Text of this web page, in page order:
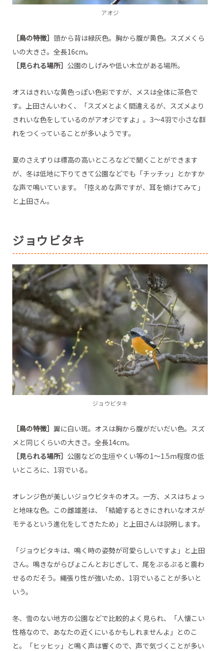
アオジ
［鳥の特徴］ 頭から背は緑灰色。胸から腹が黄色。スズメくら
いの大きさ。全長16cm。
［見られる場所］ 公園のしげみや低い木立がある場所。
オスはきれいな黄色っぽい色彩ですが、メスは全体に茶色で
す。上田さんいわく、「スズメとよく間違えるが、スズメより
きれいな色をしているのがアオジですよ」。3～4羽で小さな群
れをつくっていることが多いようです。
夏のさえずりは標高の高いところなどで聞くことができます
が、冬は低地に下りてきて公園などでも「チッチッ」とかすか
な声で鳴いています。「控えめな声ですが、耳を傾けてみて」
と上田さん。
ジョウビタキ
ジョウビタキ
［鳥の特徴］ 翼に白い斑。オスは胸から腹がだいだい色。スズ
メと同じくらいの大きさ。全長14cm。
［見られる場所］ 公園などの生垣やくい等の1～1.5m程度の低
いところに、1羽でいる。
オレンジ色が美しいジョウビタキのオス。一方、メスはちょっ
と地味な色。この雌雄差は、「結婚するときにきれいなオスが
モテるという進化をしてきたため」と上田さんは説明します。
「ジョウビタキは、鳴く時の姿勢が可愛らしいですよ」と上田
さん。鳴きながらぴょこんとおじぎして、尾をぷるぷると震わ
せるのだそう。縄張り性が強いため、1羽でいることが多いと
いう。
冬、雪のない地方の公園などで比較的よく見られ、「人懐こい
性格なので、あなたの近くにいるかもしれませんよ」とのこ
と。「ヒッヒッ」と鳴く声は響くので、声で気づくことが多い